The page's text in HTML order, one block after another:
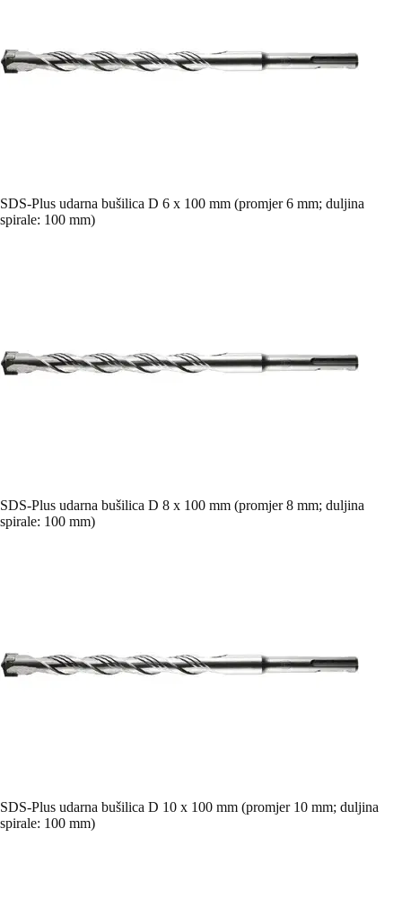
SDS-Plus udarna bušilica D 6 x 100 mm (promjer 6 mm; duljina
spirale: 100 mm)
SDS-Plus udarna bušilica D 8 x 100 mm (promjer 8 mm; duljina
spirale: 100 mm)
SDS-Plus udarna bušilica D 10 x 100 mm (promjer 10 mm; duljina
spirale: 100 mm)